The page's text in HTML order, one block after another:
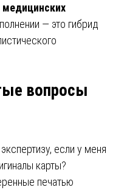
медицинских
— это гибрид
вопросы
если у меня
карты?
печатью